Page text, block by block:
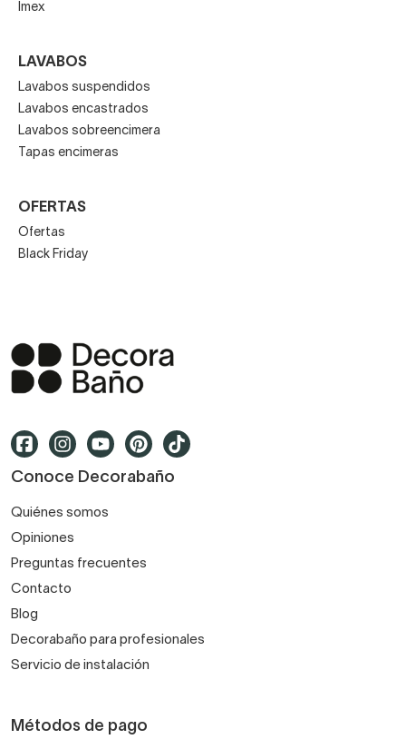
Imex
LAVABOS
Lavabos suspendidos
Lavabos encastrados
Lavabos sobreencimera
Tapas encimeras
OFERTAS
Ofertas
Black Friday
Conoce Decorabaño
Quiénes somos
Opiniones
Preguntas frecuentes
Contacto
Blog
Decorabaño para profesionales
Servicio de instalación
Métodos de pago